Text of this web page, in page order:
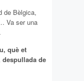
de Bèlgica,
Va ser una
què et
despullada de